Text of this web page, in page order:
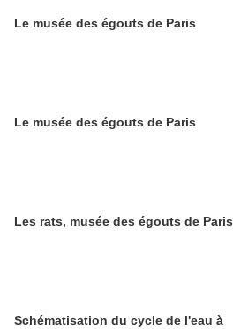
Le musée des égouts de Paris
Le musée des égouts de Paris
Les rats, musée des égouts de Paris
Schématisation du cycle de l'eau à